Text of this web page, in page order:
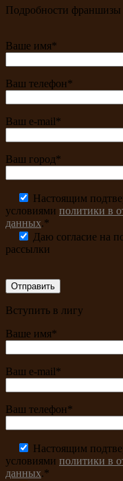
Подробности франшизы
Ваше имя*
Ваш телефон*
Ваш e-mail*
Ваш город*
Настоящим
условиями политики в
данных.*
Даю согласие на
рассылки
Вступить в лигу
Ваше имя*
Ваш e-mail*
Ваш телефон*
Настоящим
условиями политики в
данных.*